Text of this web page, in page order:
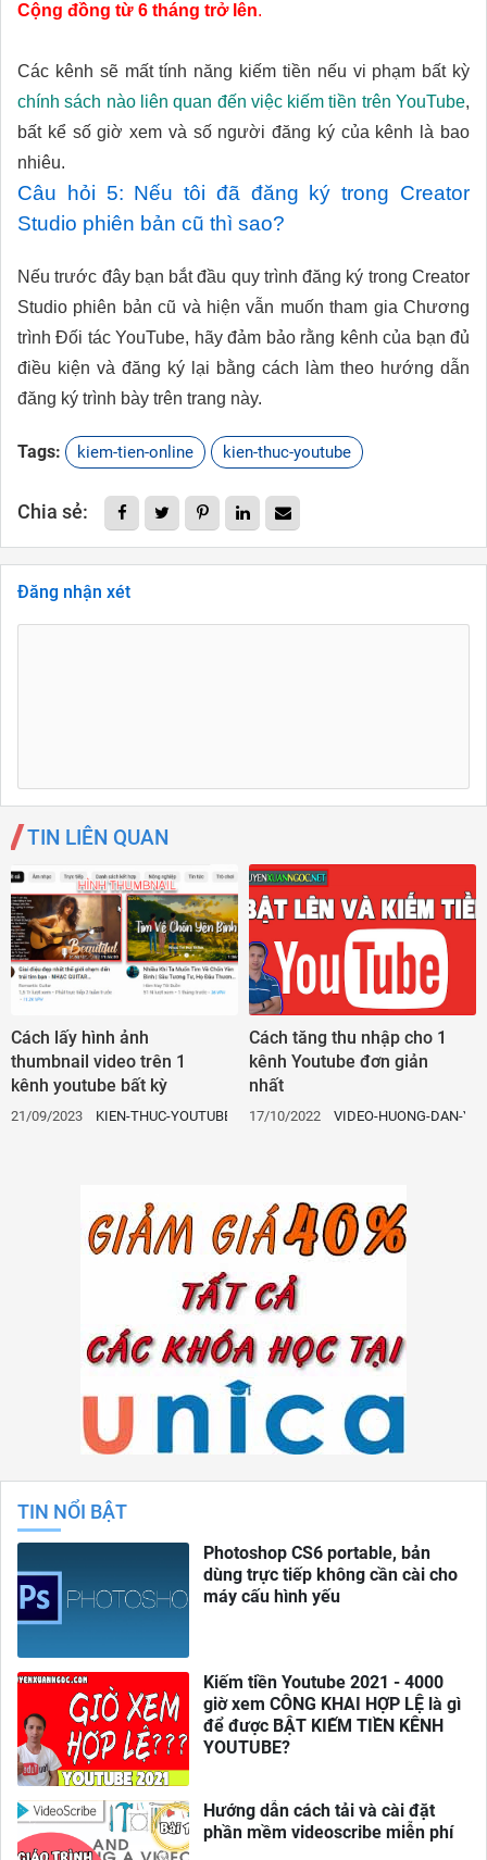
Cộng đồng từ 6 tháng trở lên.
Các kênh sẽ mất tính năng kiếm tiền nếu vi phạm bất kỳ
chính sách nào liên quan đến việc kiếm tiền trên YouTube,
bất kể số giờ xem và số người đăng ký của kênh là bao
nhiêu.
Câu hỏi 5: Nếu tôi đã đăng ký trong Creator
Studio phiên bản cũ thì sao?
Nếu trước đây bạn bắt đầu quy trình đăng ký trong Creator
Studio phiên bản cũ và hiện vẫn muốn tham gia Chương
trình Đối tác YouTube, hãy đảm bảo rằng kênh của bạn đủ
điều kiện và đăng ký lại bằng cách làm theo hướng dẫn
đăng ký trình bày trên trang này.
Tags: kiem-tien-online kien-thuc-youtube
Chia sẻ:
Đăng nhận xét
TIN LIÊN QUAN
Cách lấy hình ảnh
thumbnail video trên 1
kênh youtube bất kỳ
21/09/2023 KIEN-THUC-YOUTUBE
Cách tăng thu nhập cho 1
kênh Youtube đơn giản
nhất
17/10/2022 VIDEO-HUONG-DAN-
TIN NỔI BẬT
Photoshop CS6 portable, bản
dùng trực tiếp không cần cài cho
máy cấu hình yếu
Kiếm tiền Youtube 2021 - 4000
giờ xem CÔNG KHAI HỢP LỆ là gì
để được BẬT KIẾM TIỀN KÊNH
YOUTUBE?
Hướng dẫn cách tải và cài đặt
phần mềm videoscribe miễn phí